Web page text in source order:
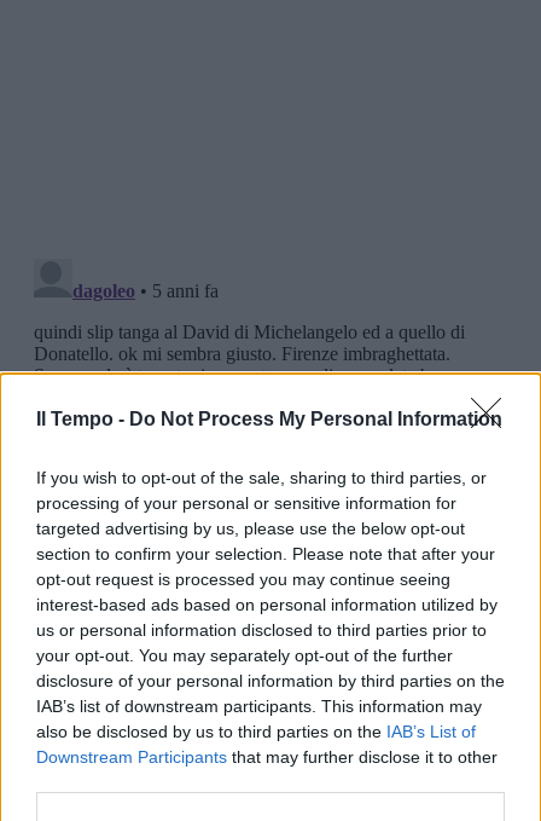
Il Tempo - Do Not Process My Personal Information
If you wish to opt-out of the sale, sharing to third parties, or
processing of your personal or sensitive information for
targeted advertising by us, please use the below opt-out
section to confirm your selection. Please note that after your
opt-out request is processed you may continue seeing
interest-based ads based on personal information utilized by
us or personal information disclosed to third parties prior to
your opt-out. You may separately opt-out of the further
disclosure of your personal information by third parties on the
IAB’s list of downstream participants. This information may
also be disclosed by us to third parties on the IAB’s List of
Downstream Participants that may further disclose it to other